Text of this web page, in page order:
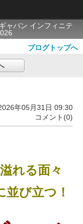
ャバン インフィニテ
ブログトップへ
年05月31日 09:30
コメント(0)
れる面々
び立つ！